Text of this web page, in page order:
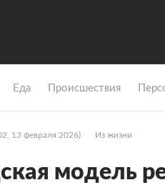
Еда Происшествия
13 февраля 2026) Из жизни
модель